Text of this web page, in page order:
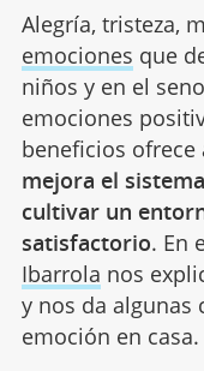
Alegría, tristeza,
emociones que
niños y en el
emociones
beneficios ofrece
mejora el
cultivar un
satisfactorio. En
Ibarrola nos
y nos da algunas
emoción en